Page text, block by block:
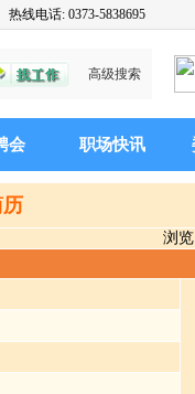
热线电话: 0373-5838695
高级搜索
会 职场快讯
浏览